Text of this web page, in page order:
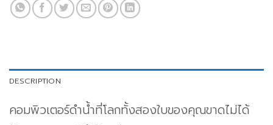
DESCRIPTION
คอมพิวเตอร์ดำน้ำที่โลกทั้งสองใบของคุณขาดไม่ได้